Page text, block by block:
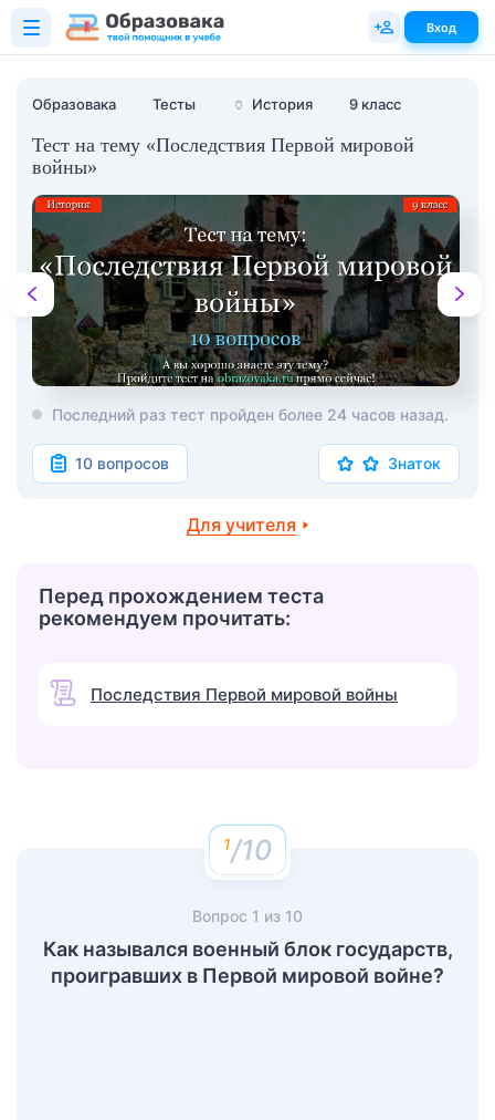
Образовака Тесты 🏺 История 9 класс
Тест на тему «Последствия Первой мировой
войны»
Последний раз тест пройден более 24 часов назад.
10 вопросов Знаток
Для учителя
Перед прохождением теста
рекомендуем прочитать:
Последствия Первой мировой войны
/10
Вопрос 1 из 10
Как назывался военный блок государств,
проигравших в Первой мировой войне?
Вход